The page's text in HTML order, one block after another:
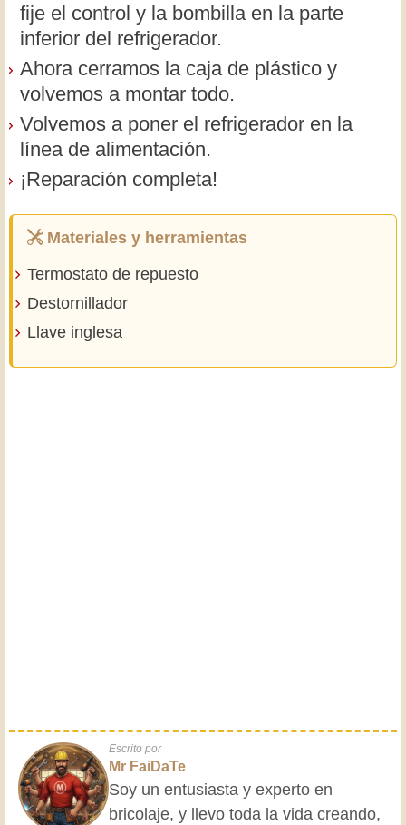
fije el control y la bombilla en la parte
inferior del refrigerador.
Ahora cerramos la caja de plástico y
volvemos a montar todo.
Volvemos a poner el refrigerador en la
línea de alimentación.
¡Reparación completa!
Materiales y herramientas
Termostato de repuesto
Destornillador
Llave inglesa
Escrito por
Mr FaiDaTe
Soy un entusiasta y experto en
bricolaje, y llevo toda la vida creando,